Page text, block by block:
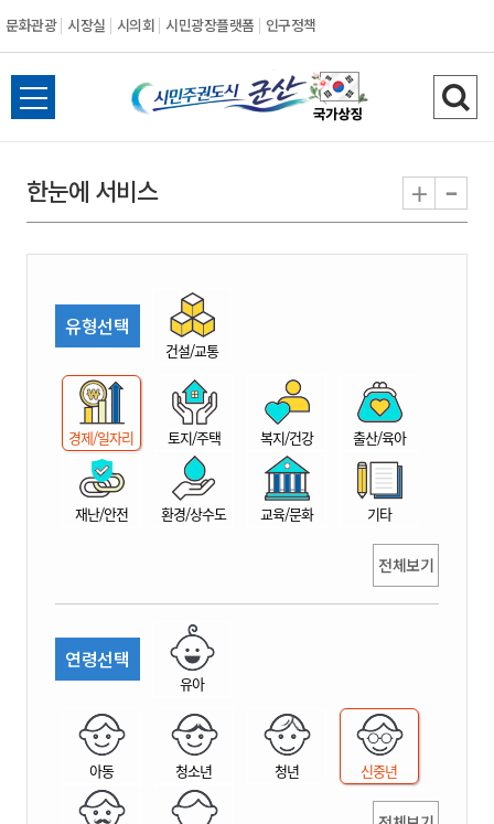
문화관광 시장실 시의회 시민광장플랫폼 인구정책
시
민
권
시
산
전
체
뉴
열
검
색
기
한눈에 서비스 + -
유형선택
건설/교통
경제/일자리 토지/주택 복지/건강 출산/육아
재난/안전 환경/상수도 교육/문화 기타
전체보기
연령선택
유아
아동 청소년 청년 신중년